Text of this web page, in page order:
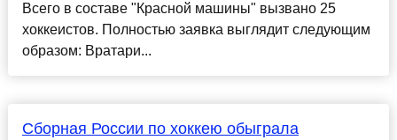
Всего в составе "Красной машины" вызвано 25
хоккеистов. Полностью заявка выглядит следующим
образом: Вратари...
Сборная России по хоккею обыграла